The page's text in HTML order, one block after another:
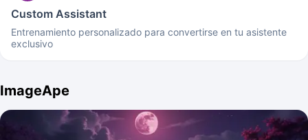
Custom Assistant
Entrenamiento personalizado para convertirse en tu asistente
exclusivo
ImageApe